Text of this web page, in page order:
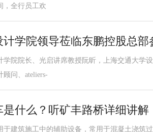
，全行员工欢
学院领导莅临东鹏控股总部
学院院长、光启讲席教授阮昕，上海交通大学
问、ateliers-
是什么？听矿丰路桥详细讲解
于建筑施工中的辅助设备，常用于混凝土浇筑